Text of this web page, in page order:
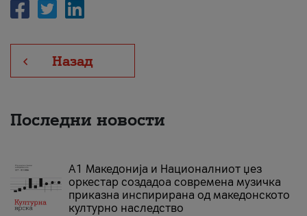
Назад
Последни новости
А1 Македонија и Националниот џез
оркестар создадоа современа музичка
приказна инспирирана од македонското
културно наследство